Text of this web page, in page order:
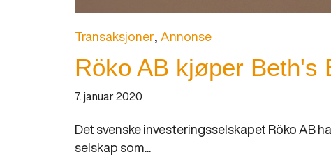
Transaksjoner Annonse
Röko AB kjøper Beth's
7. januar 2020
Det svenske investeringsselskapet Röko AB
selskap som...